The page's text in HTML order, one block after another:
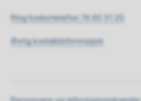
Ring kontortelefon 74 60 51 20
Øvrig kontaktinformasjon